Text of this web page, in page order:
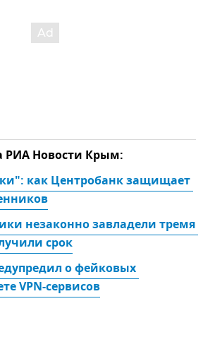
РИА Новости Крым:
как Центробанк защищает
незаконно завладели тремя
срок
о фейковых
VPN-сервисов